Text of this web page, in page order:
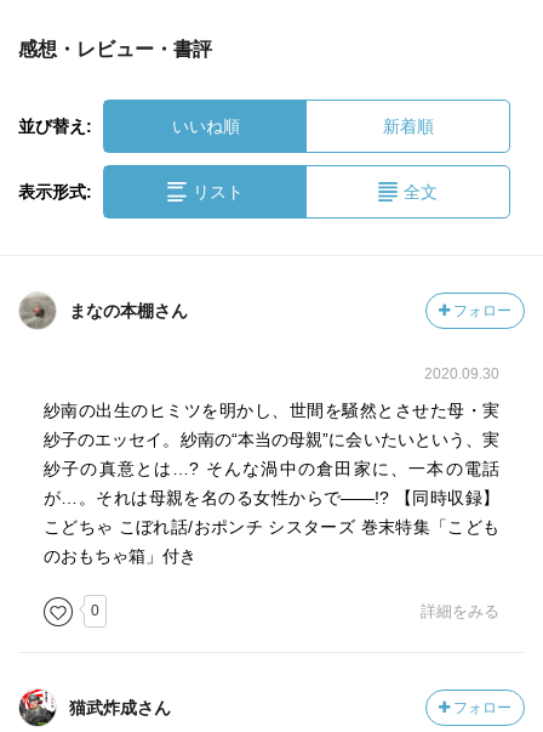
感想・レビュー・書評
並び替え: いいね順 新着順
表示形式: リスト 全文
まなの本棚さん フォロー
2020.09.30
紗南の出生のヒミツを明かし、世間を騒然とさせた母・実
紗子のエッセイ。紗南の“本当の母親”に会いたいという、実
紗子の真意とは…? そんな渦中の倉田家に、一本の電話
が…。それは母親を名のる女性からで――!? 【同時収録】
こどちゃ こぼれ話/おポンチ シスターズ 巻末特集「こども
のおもちゃ箱」付き
0 詳細をみる
猫武炸成さん フォロー